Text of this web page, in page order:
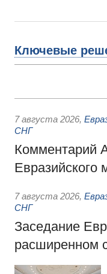
Ключевые
7 августа 2026,
СНГ
Комментарий
Евразийского
7 августа 2026,
СНГ
Заседание
расширенном